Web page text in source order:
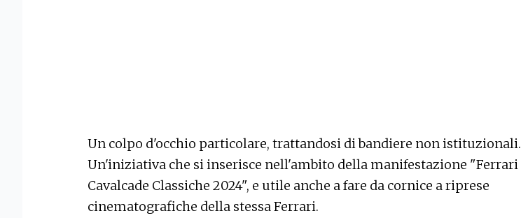
Un colpo d'occhio particolare, trattandosi di bandiere non istituzionali.
Un'iniziativa che si inserisce nell'ambito della manifestazione "Ferrari
Cavalcade Classiche 2024", e utile anche a fare da cornice a riprese
cinematografiche della stessa Ferrari.